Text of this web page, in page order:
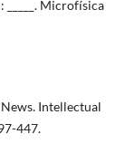
_____. Microfísica
News. Intellectual
447.